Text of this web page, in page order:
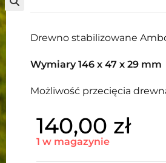
Drewno stabilizowane
Wymiary 146 x 47 x 29 mm
Możliwość przecięcia
140,00 zł
1 w magazynie